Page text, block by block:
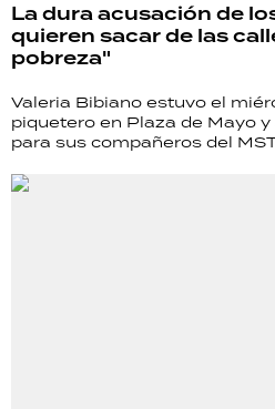
La dura acusación de
quieren sacar de las
pobreza"
Valeria Bibiano estuvo el
piquetero en Plaza de Mayo
para sus compañeros del